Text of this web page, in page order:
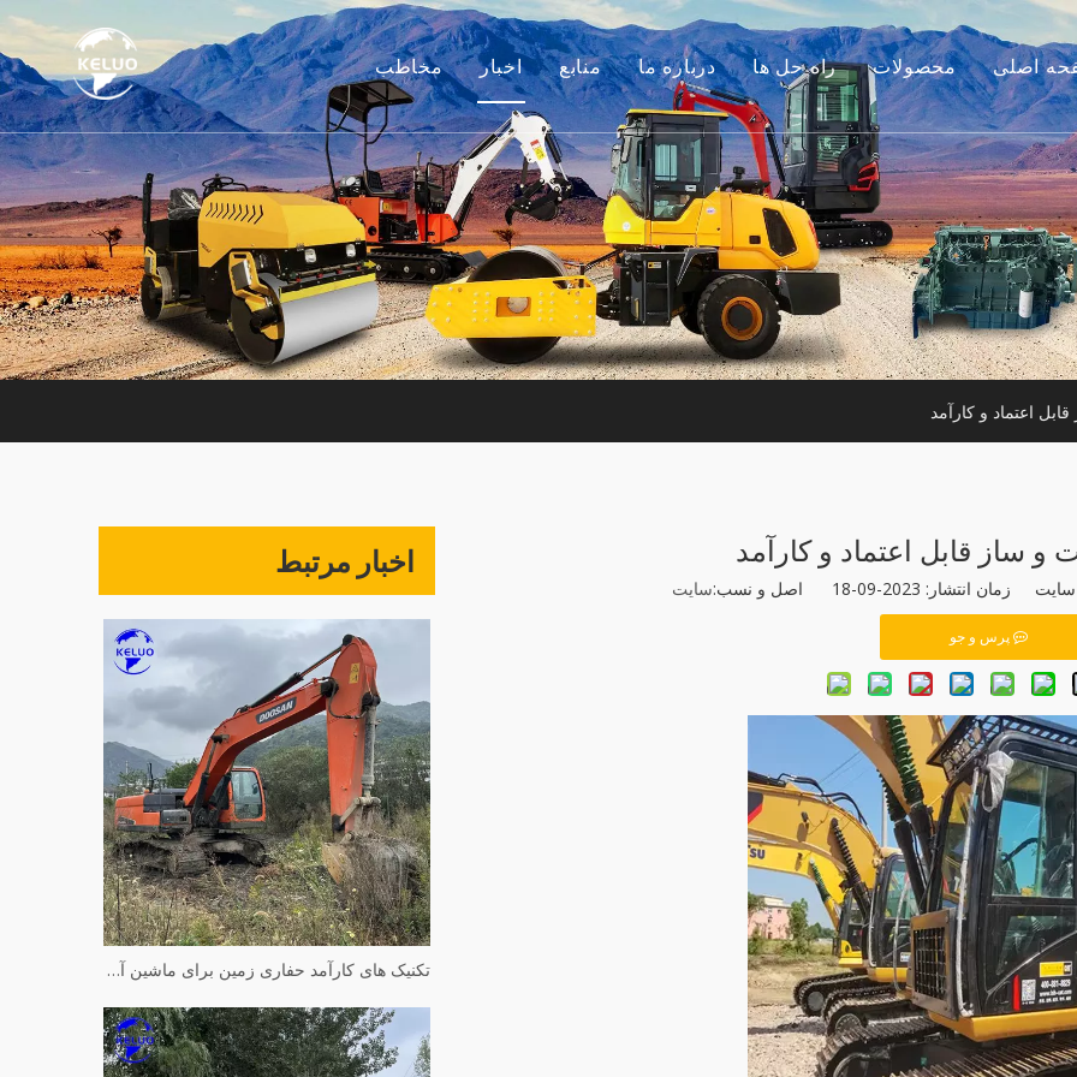
مخاطب اخبار منابع
راهنماها
سوالات متداول
فیلم های
درباره ما
داستان ما
مزیت ما
راه حل ها محصولات
موتور
جانبی بیل مکانیکی
ساختمانی کوچک
موتور استفاده شده
آلات مورد استفاده
اصلی
اعتماد و کارآمد
اخبار مرتبط
تکنیک های کارآمد حفاری زمین برای ماشین آلات هیدرولیک
ساز قابل اعتماد و کارآمد
2023-09-18 اصل و نسب: سایت
پرس و جو